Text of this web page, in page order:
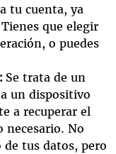
tu cuenta, ya
que elegir
o puedes
Se trata de un
un dispositivo
a recuperar el
necesario. No
tus datos, pero